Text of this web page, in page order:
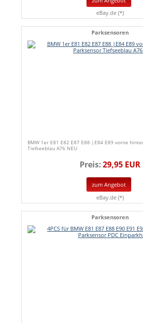
eBay.de (*)
Parksensoren
BMW 1er E81 E82 E87 E88 |E84 E89 vorne
Tiefseeblau A76 NEU
Preis:29,95 EUR
zum Angebot
eBay.de (*)
Parksensoren